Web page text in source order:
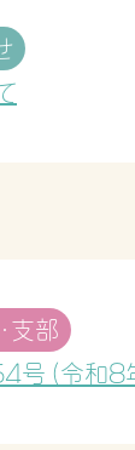
支部
号（令和8